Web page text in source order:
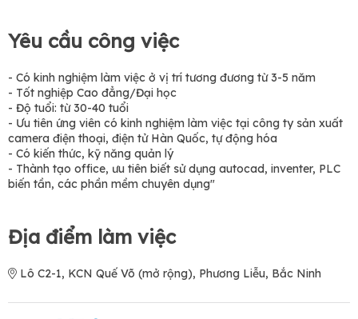
Yêu cầu công việc
- Có kinh nghiệm làm việc ở vị trí tương đương từ 3-5 năm
- Tốt nghiệp Cao đẳng/Đại học
- Độ tuổi: từ 30-40 tuổi
- Ưu tiên ứng viên có kinh nghiệm làm việc tại công ty sản xuất
camera điện thoại, điện tử Hàn Quốc, tự động hóa
- Có kiến thức, kỹ năng quản lý
- Thành tạo office, ưu tiên biết sử dụng autocad, inventer, PLC
biến tần, các phần mềm chuyên dụng"
Địa điểm làm việc
Lô C2-1, KCN Quế Võ (mở rộng), Phương Liễu, Bắc Ninh